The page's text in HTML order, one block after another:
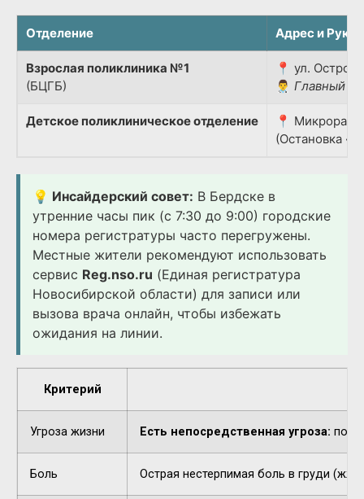
Отделение Адрес и
Взрослая поликлиника №1
(БЦГБ)
📍 ул.
👨‍⚕️ Главный
Детское поликлиническое отделение
📍
(Остановка
💡 Инсайдерский совет: В Бердске в
утренние часы пик (с 7:30 до 9:00) городские
номера регистратуры часто перегружены.
Местные жители рекомендуют использовать
сервис Reg.nso.ru (Единая регистратура
Новосибирской области) для записи или
вызова врача онлайн, чтобы избежать
ожидания на линии.
Критерий
Угроза жизни Есть непосредственная угроза:
Боль Острая нестерпимая боль в груди